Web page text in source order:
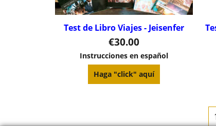
Test de Libro Viajes - Jeisenfer
€30.00
Instrucciones en español
Haga "click" aquí